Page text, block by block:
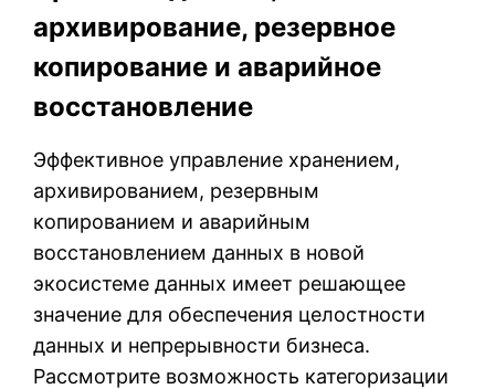
архивирование, резервное
копирование и аварийное
восстановление
Эффективное управление хранением,
архивированием, резервным
копированием и аварийным
восстановлением данных в новой
экосистеме данных имеет решающее
значение для обеспечения целостности
данных и непрерывности бизнеса.
Рассмотрите возможность категоризации